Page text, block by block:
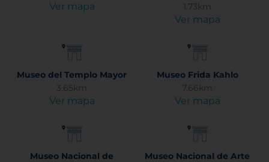
Ver mapa
1.73km
Ver mapa
Museo del Templo Mayor
3.65km
Ver mapa
Museo Frida Kahlo
7.66km
Ver mapa
Museo Nacional de
Museo Nacional de Arte